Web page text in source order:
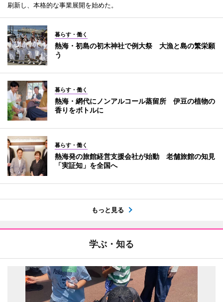
刷新し、本格的な事業展開を始めた。
暮らす・働く
熱海・初島の初木神社で例大祭 大漁と島の繁栄願
う
暮らす・働く
熱海・網代にノンアルコール蒸留所 伊豆の植物の
香りをボトルに
暮らす・働く
熱海発の旅館経営支援会社が始動 老舗旅館の知見
「実証知」を全国へ
もっと見る
学ぶ・知る